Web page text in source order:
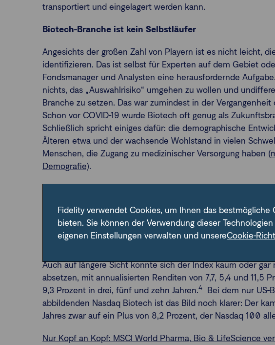
transportiert und eingelagert werden kann.
Biotech-Branche ist kein Selbstläufer
Angesichts der großen Zahl von Playern ist es nicht leicht,
identifizieren. Das ist selbst für Experten auf dem Gebiet
Fondsmanager und Analysten eine herausfordernde
nichts, das „Auswahlrisiko“ umgehen zu wollen und
Branche zu setzen. Das war zumindest in der
Schon vor COVID-19 wurde Biotech oft genug als
Schließlich spricht einiges dafür: die demographische
Älteren etwa und der wachsende Wohlstand in vielen
Menschen, die Zugang zu medizinischer Versorgung haben (
Demografie).
Pharma doch eine Schlüsselrolle zugeschrieben wird. So
World Pharmaceuticals, Biotechnology and Life Sciences,
Unternehmen aus der Branche aus 23 Ländern weltweit
Auch auf längere Sicht konnte sich der Index kaum oder
absetzen, mit annualisierten Renditen von 7,7, 5,4 und 11,5
9,3 Prozent in drei, fünf und zehn Jahren.4
Bei dem nur US-
abbildenden Nasdaq Biotech ist das Bild noch klarer: Der
Jahres zwar auf ein Plus von 8,2 Prozent, der Nasdaq 100
Nur Kopf an Kopf: MSCI World Pharma, Bio & LifeScience
Fidelity verwendet Cookies, um Ihnen das bestmögliche
bieten. Sie können der Verwendung dieser
eigenen Einstellungen verwalten und unsereCookie-